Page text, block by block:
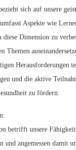
sich auf unsere
Aspekte wie
Dimension zu
Themen
Herausforderungen
und die aktive
zu fördern.
betrifft unsere
und angemessen damit